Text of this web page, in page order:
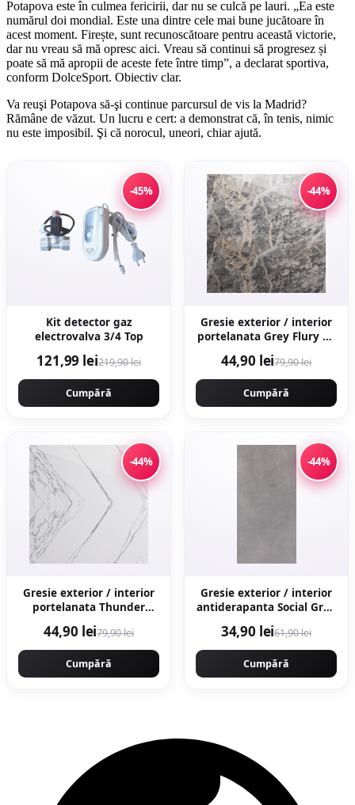
Potapova este în culmea fericirii, dar nu se culcă pe lauri. „Ea este
numărul doi mondial. Este una dintre cele mai bune jucătoare în
acest moment. Firește, sunt recunoscătoare pentru această victorie,
dar nu vreau să mă opresc aici. Vreau să continui să progresez și
poate să mă apropii de aceste fete între timp”, a declarat sportiva,
conform DolceSport. Obiectiv clar.
Va reuşi Potapova să-şi continue parcursul de vis la Madrid?
Rămâne de văzut. Un lucru e cert: a demonstrat că, în tenis, nimic
nu este imposibil. Şi că norocul, uneori, chiar ajută.
-45%
Kit detector gaz
electrovalva 3/4 Top
121,99 lei219,90 lei
Cumpără
-44%
Gresie exterior / interior
portelanata Grey Flury 60
rectificata tip marmura
44,90 lei79,90 lei
Cumpără
-44%
Gresie exterior / interior
portelanata Thunder
120 cm lucioasa
rectificata tip marmura
44,90 lei79,90 lei
Cumpără
-44%
Gresie exterior / interior
antiderapanta Social Grey
ciment
34,90 lei61,90 lei
Cumpără